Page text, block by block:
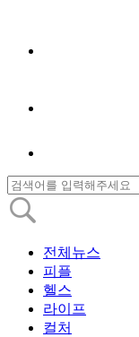
전체뉴스
피플
헬스
라이프
컬처